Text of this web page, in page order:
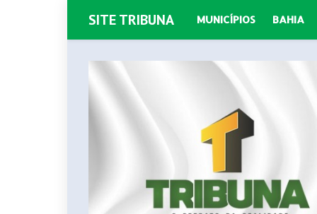
SITE TRIBUNA MUNICÍPIOS BAHIA